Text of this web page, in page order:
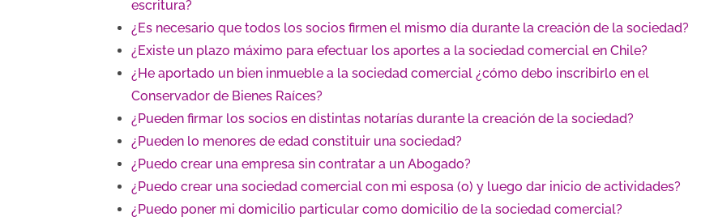
escritura?
¿Es necesario que todos los socios firmen el mismo día durante la creación de la sociedad?
¿Existe un plazo máximo para efectuar los aportes a la sociedad comercial en Chile?
¿He aportado un bien inmueble a la sociedad comercial ¿cómo debo inscribirlo en el
Conservador de Bienes Raíces?
¿Pueden firmar los socios en distintas notarías durante la creación de la sociedad?
¿Pueden lo menores de edad constituir una sociedad?
¿Puedo crear una empresa sin contratar a un Abogado?
¿Puedo crear una sociedad comercial con mi esposa (o) y luego dar inicio de actividades?
¿Puedo poner mi domicilio particular como domicilio de la sociedad comercial?